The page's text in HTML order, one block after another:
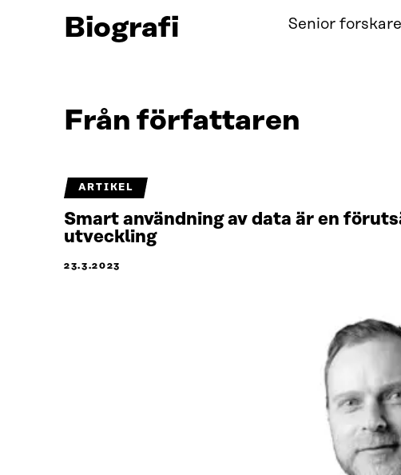
Biografi Senior
Från författaren
ARTIKEL
Smart användning av data är en
utveckling
23.3.2023